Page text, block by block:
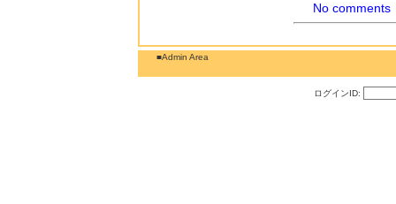
No comments
■Admin Area
ログインID: